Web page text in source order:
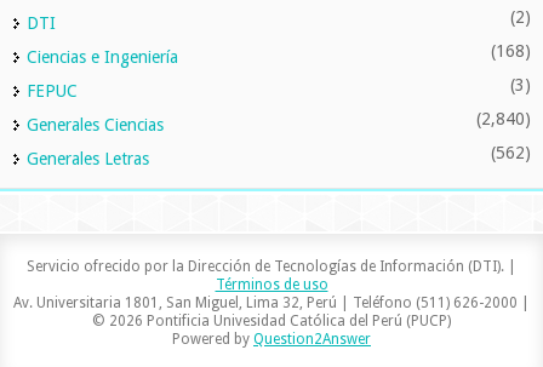
DTI (2)
Ciencias e Ingeniería (168)
FEPUC (3)
Generales Ciencias (2,840)
Generales Letras (562)
Servicio ofrecido por la Dirección de Tecnologías de Información (DTI). |
Términos de uso
Av. Universitaria 1801, San Miguel, Lima 32, Perú | Teléfono (511) 626-2000 |
© 2026 Pontificia Univesidad Católica del Perú (PUCP)
Powered by Question2Answer